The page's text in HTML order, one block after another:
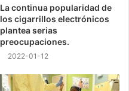
La continua popularidad de
los cigarrillos electrónicos
plantea serias
preocupaciones.
2022-01-12